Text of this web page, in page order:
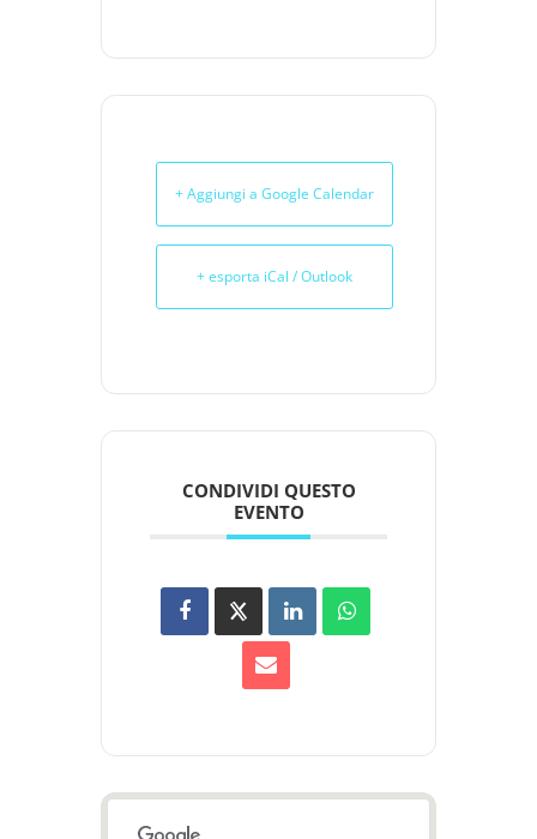
+ Aggiungi a Google Calendar
+ esporta iCal / Outlook
CONDIVIDI QUESTO
EVENTO